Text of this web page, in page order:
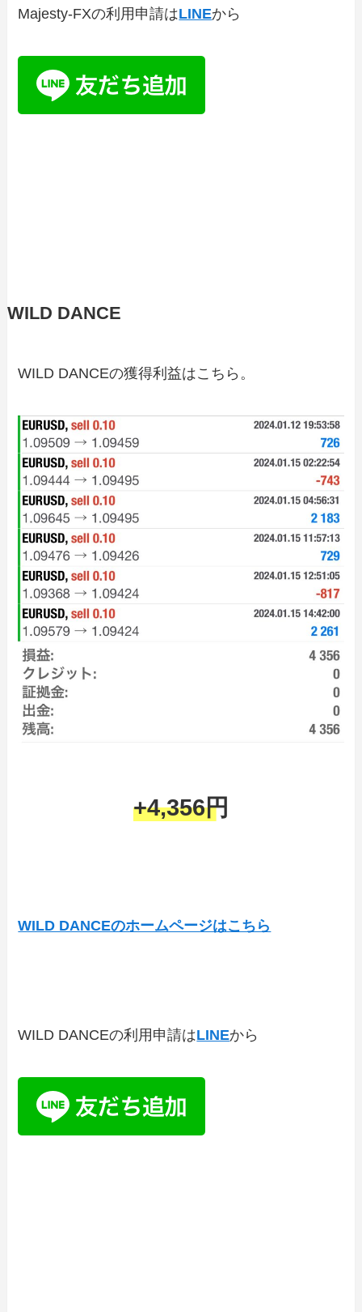
Majesty-FXの利用申請はLINEから
WILD DANCE
WILD DANCEの獲得利益はこちら。
+4,356円
WILD DANCEのホームページはこちら
WILD DANCEの利用申請はLINEから